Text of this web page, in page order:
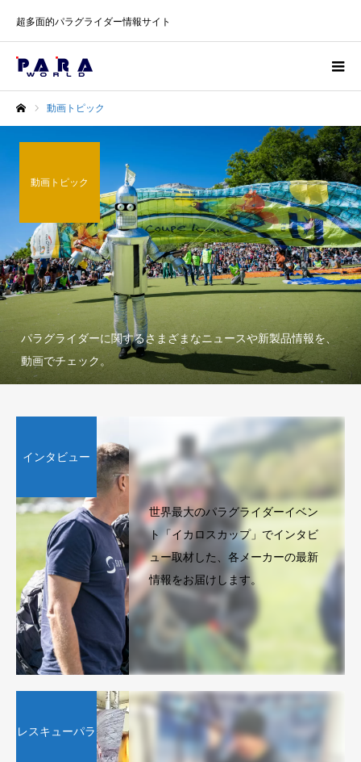
超多面的パラグライダー情報サイト
動画トピック
動画トピック
パラグライダーに関するさまざまなニュースや新製品情報を、
動画でチェック。
インタビュー
世界最大のパラグライダーイベン
ト「イカロスカップ」でインタビ
ュー取材した、各メーカーの最新
情報をお届けします。
レスキューパラ